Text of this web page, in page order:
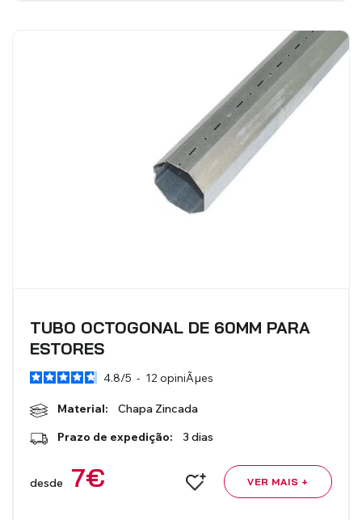
TUBO OCTOGONAL DE 60MM PARA
ESTORES
4.8/5 - 12 opiniÃµes
Material:
Chapa Zincada
Prazo de expedição:
3 dias
desde 7€ VER MAIS +